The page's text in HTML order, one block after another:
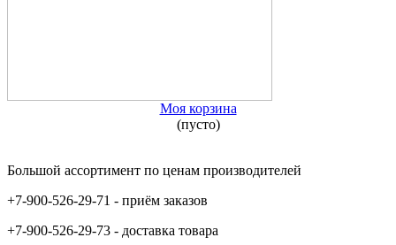
Моя корзина
(пусто)
Большой ассортимент по ценам производителей
+7-900-526-29-71 - приём заказов
+7-900-526-29-73 - доставка товара